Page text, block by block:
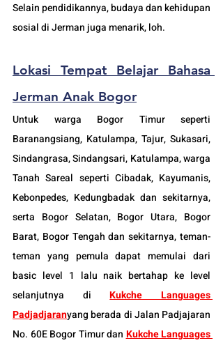
Selain pendidikannya, budaya dan kehidupan
sosial di Jerman juga menarik, loh.
Lokasi Tempat Belajar Bahasa
Jerman Anak Bogor
Untuk warga Bogor Timur seperti
Baranangsiang, Katulampa, Tajur, Sukasari,
Sindangrasa, Sindangsari, Katulampa, warga
Tanah Sareal seperti Cibadak, Kayumanis,
Kebonpedes, Kedungbadak dan sekitarnya,
serta Bogor Selatan, Bogor Utara, Bogor
Barat, Bogor Tengah dan sekitarnya, teman-
teman yang pemula dapat memulai dari
basic level 1 lalu naik bertahap ke level
selanjutnya di Kukche Languages
Padjadjaranyang berada di Jalan Padjajaran
No. 60E Bogor Timur dan Kukche Languages